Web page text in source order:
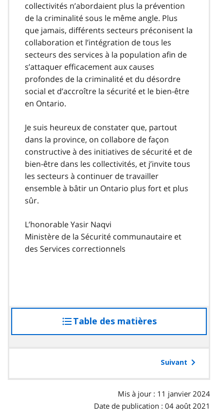
collectivités n’abordaient plus la prévention
de la criminalité sous le même angle. Plus
que jamais, différents secteurs préconisent la
collaboration et l’intégration de tous les
secteurs des services à la population afin de
s’attaquer efficacement aux causes
profondes de la criminalité et du désordre
social et d’accroître la sécurité et le bien-être
en Ontario.
Je suis heureux de constater que, partout
dans la province, on collabore de façon
constructive à des initiatives de sécurité et de
bien-être dans les collectivités, et j’invite tous
les secteurs à continuer de travailler
ensemble à bâtir un Ontario plus fort et plus
sûr.
L’honorable Yasir Naqvi
Ministère de la Sécurité communautaire et
des Services correctionnels
Table des matières
à
table
matières
Suivant
Mis à jour : 11 janvier 2024
Date de publication : 04 août 2021